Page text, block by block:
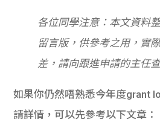
各位同學注意：本文資料
留言版，供參考之用，實
差，請向跟進申請的主任
如果你仍然唔熟悉今年度grant
請詳情，可以先參考以下文章：